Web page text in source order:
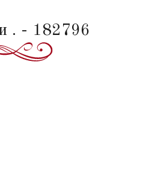
. - 182796